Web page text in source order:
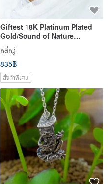
Giftest 18K Platinum Plated
Gold/Sound of Nature
Christian Baptism Necklace
Gift Note Music N70
หลี่หวู่
835฿
สั่งทำพิเศษ